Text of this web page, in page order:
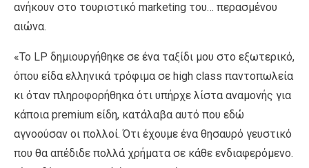
ανήκουν στο τουριστικό marketing του… περασμένου
αιώνα.
«Το LP δημιουργήθηκε σε ένα ταξίδι μου στο εξωτερικό,
όπου είδα ελληνικά τρόφιμα σε high class παντοπωλεία
κι όταν πληροφορήθηκα ότι υπήρχε λίστα αναμονής για
κάποια premium είδη, κατάλαβα αυτό που εδώ
αγνοούσαν οι πολλοί. Ότι έχουμε ένα θησαυρό γευστικό
που θα απέδιδε πολλά χρήματα σε κάθε ενδιαφερόμενο.